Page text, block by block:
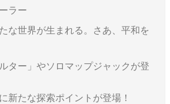
ラー
な世界が生まれる。さあ、平和を
ター」やソロマップジャックが登
新たな探索ポイントが登場！